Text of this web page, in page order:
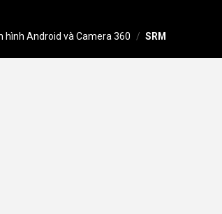
hình Android và Camera 360 / SRM